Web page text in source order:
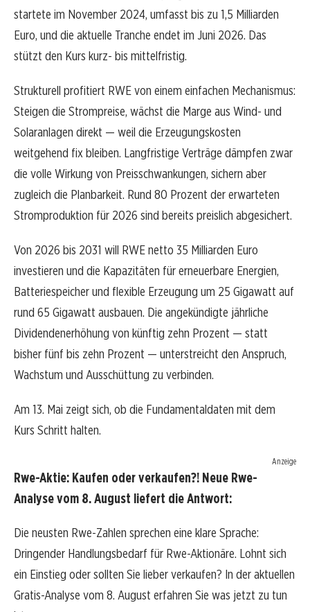
startete im November 2024, umfasst bis zu 1,5 Milliarden
Euro, und die aktuelle Tranche endet im Juni 2026. Das
stützt den Kurs kurz- bis mittelfristig.
Strukturell profitiert RWE von einem einfachen Mechanismus:
Steigen die Strompreise, wächst die Marge aus Wind- und
Solaranlagen direkt — weil die Erzeugungskosten
weitgehend fix bleiben. Langfristige Verträge dämpfen zwar
die volle Wirkung von Preisschwankungen, sichern aber
zugleich die Planbarkeit. Rund 80 Prozent der erwarteten
Stromproduktion für 2026 sind bereits preislich abgesichert.
Von 2026 bis 2031 will RWE netto 35 Milliarden Euro
investieren und die Kapazitäten für erneuerbare Energien,
Batteriespeicher und flexible Erzeugung um 25 Gigawatt auf
rund 65 Gigawatt ausbauen. Die angekündigte jährliche
Dividendenerhöhung von künftig zehn Prozent — statt
bisher fünf bis zehn Prozent — unterstreicht den Anspruch,
Wachstum und Ausschüttung zu verbinden.
Am 13. Mai zeigt sich, ob die Fundamentaldaten mit dem
Kurs Schritt halten.
Anzeige
Rwe-Aktie: Kaufen oder verkaufen?! Neue Rwe-
Analyse vom 8. August liefert die Antwort:
Die neusten Rwe-Zahlen sprechen eine klare Sprache:
Dringender Handlungsbedarf für Rwe-Aktionäre. Lohnt sich
ein Einstieg oder sollten Sie lieber verkaufen? In der aktuellen
Gratis-Analyse vom 8. August erfahren Sie was jetzt zu tun